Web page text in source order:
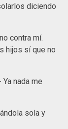
diciendo
contra mí.
hijos sí que no
nada me
sola y